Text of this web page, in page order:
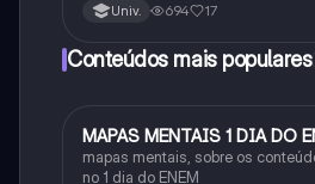
Univ. 694 17
Conteúdos mais populares
Português
MAPAS MENTAIS 1 DIA DO
mapas mentais, sobre os
no 1 dia do ENEM